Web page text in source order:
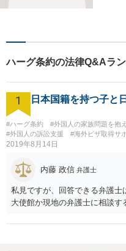
ハーグ条約の法律Q&Aラ
1 日本国籍を持つ子と
#ハーグ条約 #外国人の家族問題を抱
#外国人の訴訟支援
#海外ビザ取得サ
2019年8月14日
内藤 政信 弁護士
私見ですが、回答できる弁護
大使館か現地の弁護士に相談す